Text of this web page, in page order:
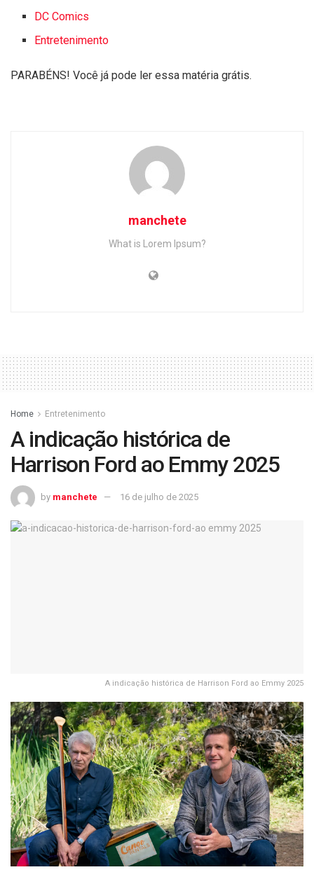
DC Comics
Entretenimento
PARABÉNS! Você já pode ler essa matéria grátis.
manchete
What is Lorem Ipsum?
Home Entretenimento
A indicação histórica de
Harrison Ford ao Emmy 2025
by manchete 16 de julho de 2025
A indicação histórica de Harrison Ford ao Emmy 2025